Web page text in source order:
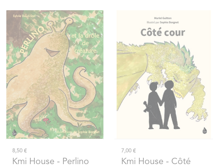
8,50 €
Kmi House - Perlino
7,00 €
Kmi House - Côté